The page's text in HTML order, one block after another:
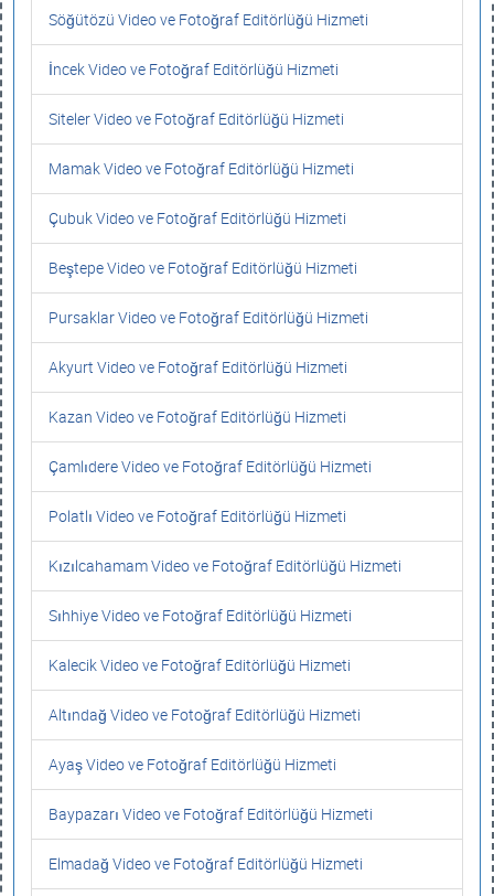
Söğütözü Video ve Fotoğraf Editörlüğü Hizmeti
İncek Video ve Fotoğraf Editörlüğü Hizmeti
Siteler Video ve Fotoğraf Editörlüğü Hizmeti
Mamak Video ve Fotoğraf Editörlüğü Hizmeti
Çubuk Video ve Fotoğraf Editörlüğü Hizmeti
Beştepe Video ve Fotoğraf Editörlüğü Hizmeti
Pursaklar Video ve Fotoğraf Editörlüğü Hizmeti
Akyurt Video ve Fotoğraf Editörlüğü Hizmeti
Kazan Video ve Fotoğraf Editörlüğü Hizmeti
Çamlıdere Video ve Fotoğraf Editörlüğü Hizmeti
Polatlı Video ve Fotoğraf Editörlüğü Hizmeti
Kızılcahamam Video ve Fotoğraf Editörlüğü Hizmeti
Sıhhiye Video ve Fotoğraf Editörlüğü Hizmeti
Kalecik Video ve Fotoğraf Editörlüğü Hizmeti
Altındağ Video ve Fotoğraf Editörlüğü Hizmeti
Ayaş Video ve Fotoğraf Editörlüğü Hizmeti
Baypazarı Video ve Fotoğraf Editörlüğü Hizmeti
Elmadağ Video ve Fotoğraf Editörlüğü Hizmeti